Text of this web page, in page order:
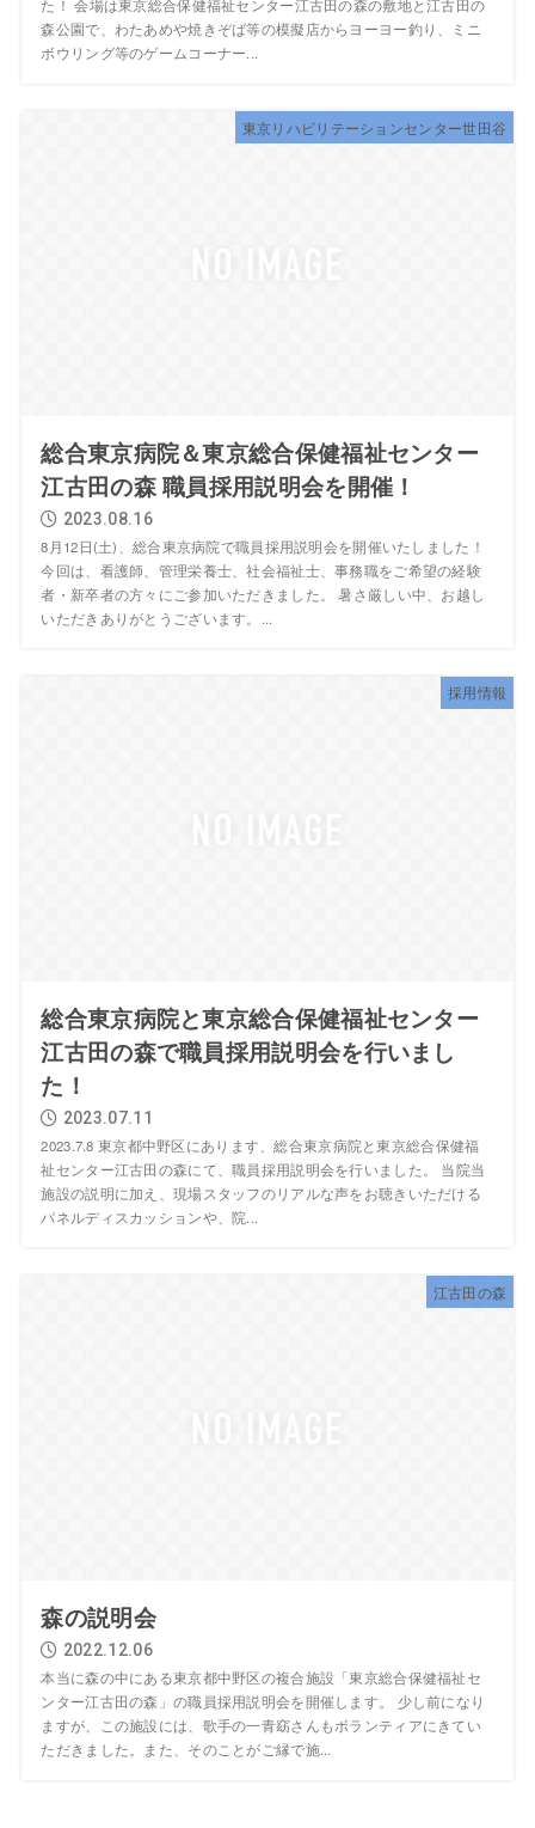
た！ 会場は東京総合保健福祉センター江古田の森の敷地と江古田の
森公園で、わたあめや焼きぞば等の模擬店からヨーヨー釣り、ミニ
ボウリング等のゲームコーナー...
東京リハビリテーションセンター世田谷
総合東京病院＆東京総合保健福祉センター
江古田の森 職員採用説明会を開催！
2023.08.16
8月12日(土)、総合東京病院で職員採用説明会を開催いたしました！
今回は、看護師、管理栄養士、社会福祉士、事務職をご希望の経験
者・新卒者の方々にご参加いただきました。 暑さ厳しい中、お越し
いただきありがとうございます。...
採用情報
総合東京病院と東京総合保健福祉センター
江古田の森で職員採用説明会を行いまし
た！
2023.07.11
2023.7.8 東京都中野区にあります、総合東京病院と東京総合保健福
祉センター江古田の森にて、職員採用説明会を行いました。 当院当
施設の説明に加え、現場スタッフのリアルな声をお聴きいただける
パネルディスカッションや、院...
江古田の森
森の説明会
2022.12.06
本当に森の中にある東京都中野区の複合施設「東京総合保健福祉セ
ンター江古田の森」の職員採用説明会を開催します。 少し前になり
ますが、この施設には、歌手の一青窈さんもボランティアにきてい
ただきました。また、そのことがご縁で施...